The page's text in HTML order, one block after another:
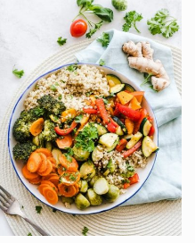
Sunde måltidskasser er en fantastisk løsning til dem, der ønsker at opretholde en sund livsstil…